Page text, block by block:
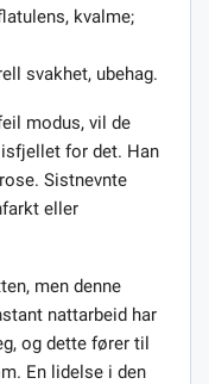
kvalme;
svakhet, ubehag.
modus, vil de
for det. Han
Sistnevnte
eller
men denne
nattarbeid har
og dette fører til
En lidelse i den